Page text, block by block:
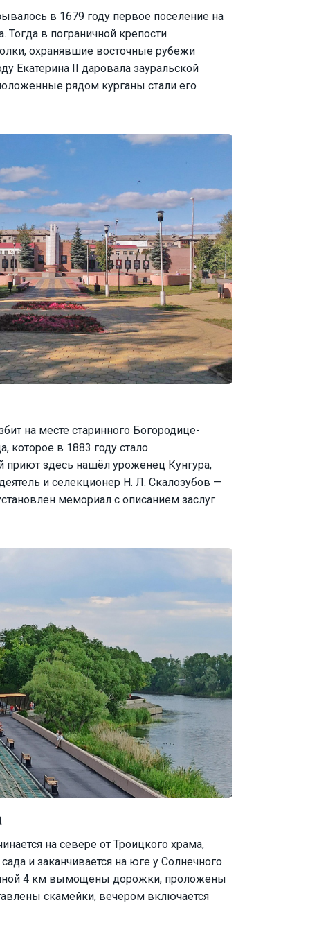
в 1679 году первое поселение на
Тогда в пограничной крепости
охранявшие восточные рубежи
Екатерина II даровала зауральской
рядом курганы стали его
на месте старинного Богородице-
которое в 1883 году стало
приют здесь нашёл уроженец Кунгура,
и селекционер Н. Л. Скалозубов —
мемориал с описанием заслуг
на севере от Троицкого храма,
и заканчивается на юге у Солнечного
4 км вымощены дорожки, проложены
скамейки, вечером включается